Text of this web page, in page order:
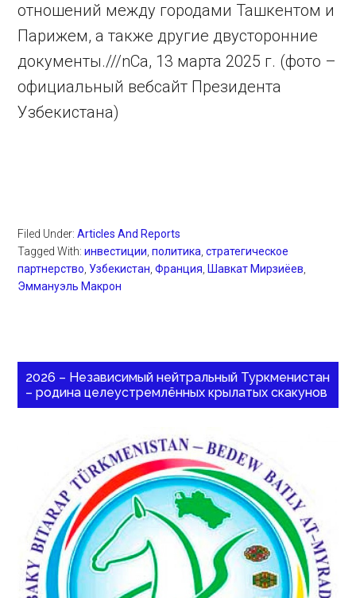
отношений между городами Ташкентом и
Парижем, а также другие двусторонние
документы.///nCa, 13 марта 2025 г. (фото –
официальный вебсайт Президента
Узбекистана)
Filed Under:Articles And Reports
Tagged With:инвестиции ,политика ,стратегическое
партнерство Узбекистан ,Франция Шавкат Мирзиёев
Эммануэль Макрон
2026 – Независимый нейтральный Туркменистан
– родина целеустремлённых крылатых скакунов